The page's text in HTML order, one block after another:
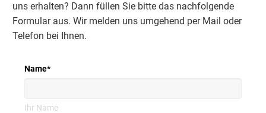
uns erhalten? Dann füllen Sie bitte das nachfolgende
Formular aus. Wir melden uns umgehend per Mail oder
Telefon bei Ihnen.
Name*
Ihr Name